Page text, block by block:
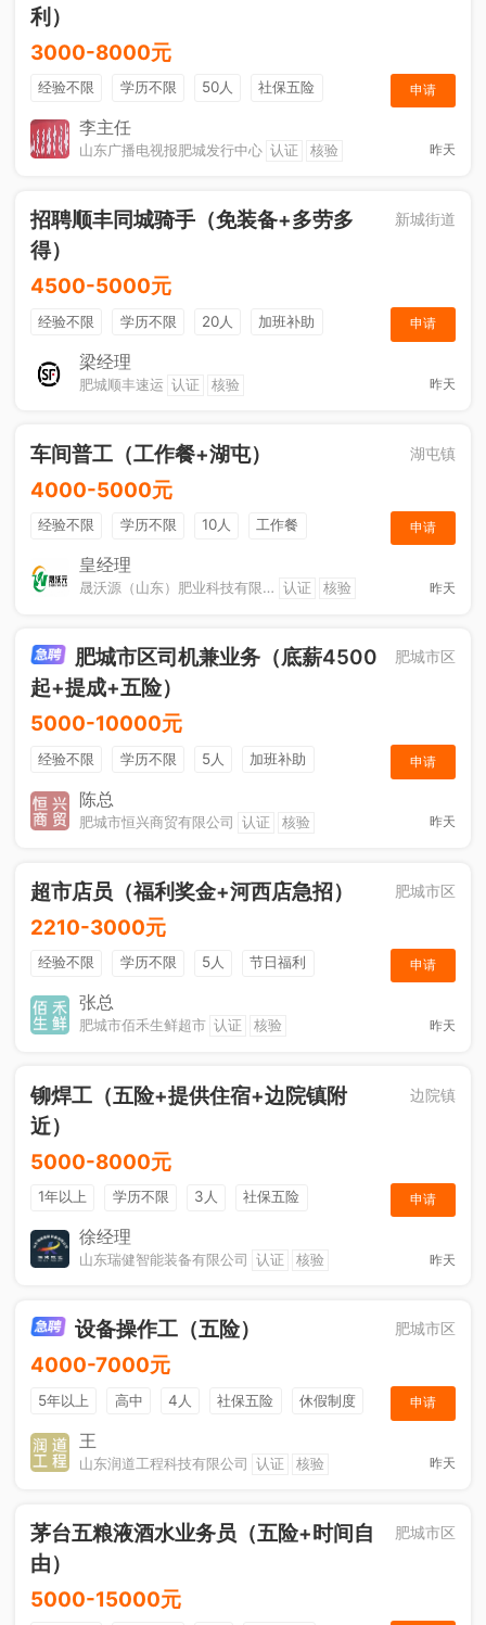
利）
3000-8000元
经验不限 学历不限 50人
社保五险
节日福利
销售奖金
申请
李主任
山东广播电视报肥城发行中心 认证 核验 昨天
招聘顺丰同城骑手（免装备+多劳多
得）
新城街道
4500-5000元
经验不限 学历不限 20人
加班补助
综合补贴
奖励计划
申请
梁经理
肥城顺丰速运 认证 核验 昨天
车间普工（工作餐+湖屯） 湖屯镇
4000-5000元
经验不限 学历不限 10人
工作餐
奖励计划
节日福利
申请
皇经理
晟沃源（山东）肥业科技有限公司 认证 核验 昨天
肥城市区司机兼业务（底薪4500
起+提成+五险）
肥城市区
5000-10000元
经验不限 学历不限 5人
加班补助
综合补贴
社保五险
申请
陈总
肥城市恒兴商贸有限公司 认证 核验 昨天
超市店员（福利奖金+河西店急招） 肥城市区
2210-3000元
经验不限 学历不限 5人
节日福利
综合补贴
申请
张总
肥城市佰禾生鲜超市 认证 核验 昨天
铆焊工（五险+提供住宿+边院镇附
近）
边院镇
5000-8000元
1年以上 学历不限 3人
社保五险
节日福利
奖励计划
申请
徐经理
山东瑞健智能装备有限公司 认证 核验 昨天
设备操作工（五险） 肥城市区
4000-7000元
5年以上 高中 4人 社保五险
休假制度
加班补助
申请
王
山东润道工程科技有限公司 认证 核验 昨天
茅台五粮液酒水业务员（五险+时间自
由）
肥城市区
5000-15000元